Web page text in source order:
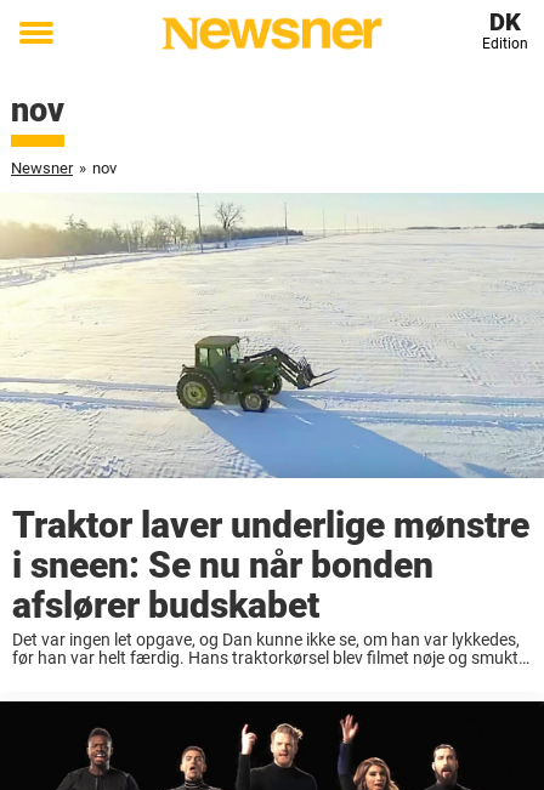
Toggle
DK
Edition
nov
Newsner » nov
Traktor laver underlige mønstre
i sneen: Se nu når bonden
afslører budskabet
Det var ingen let opgave, og Dan kunne ikke se, om han var lykkedes,
før han var helt færdig. Hans traktorkørsel blev filmet nøje og smukt,